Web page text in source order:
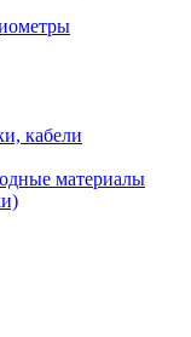
кабели
материалы